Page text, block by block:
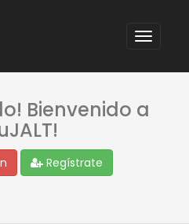
Bienvenido a
Regístrate